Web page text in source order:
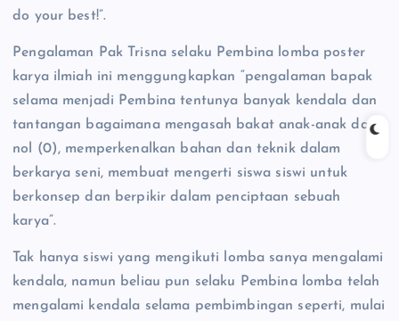
do your best!”.
Pengalaman Pak Trisna selaku Pembina lomba poster
karya ilmiah ini menggungkapkan “pengalaman bapak
selama menjadi Pembina tentunya banyak kendala dan
tantangan bagaimana mengasah bakat anak-anak dari
nol (0), memperkenalkan bahan dan teknik dalam
berkarya seni, membuat mengerti siswa siswi untuk
berkonsep dan berpikir dalam penciptaan sebuah
karya”.
Tak hanya siswi yang mengikuti lomba sanya mengalami
kendala, namun beliau pun selaku Pembina lomba telah
mengalami kendala selama pembimbingan seperti, mulai